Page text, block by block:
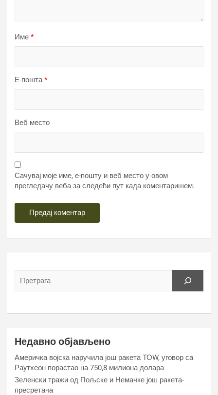
Име *
Е-пошта*
Веб место
Сачувај моје име, е-пошту и веб место у овом
прегледачу веба за следећи пут када коментаришем.
Недавно објављено
Америчка војска наручила још ракета ТОW, уговор са
Раyтхеон порастао на 750,8 милиона долара
Зеленски тражи од Пољске и Немачке још ракета-
пресретача